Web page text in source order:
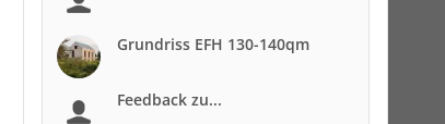
Grundriss EFH 130-140qm
Feedback zu...